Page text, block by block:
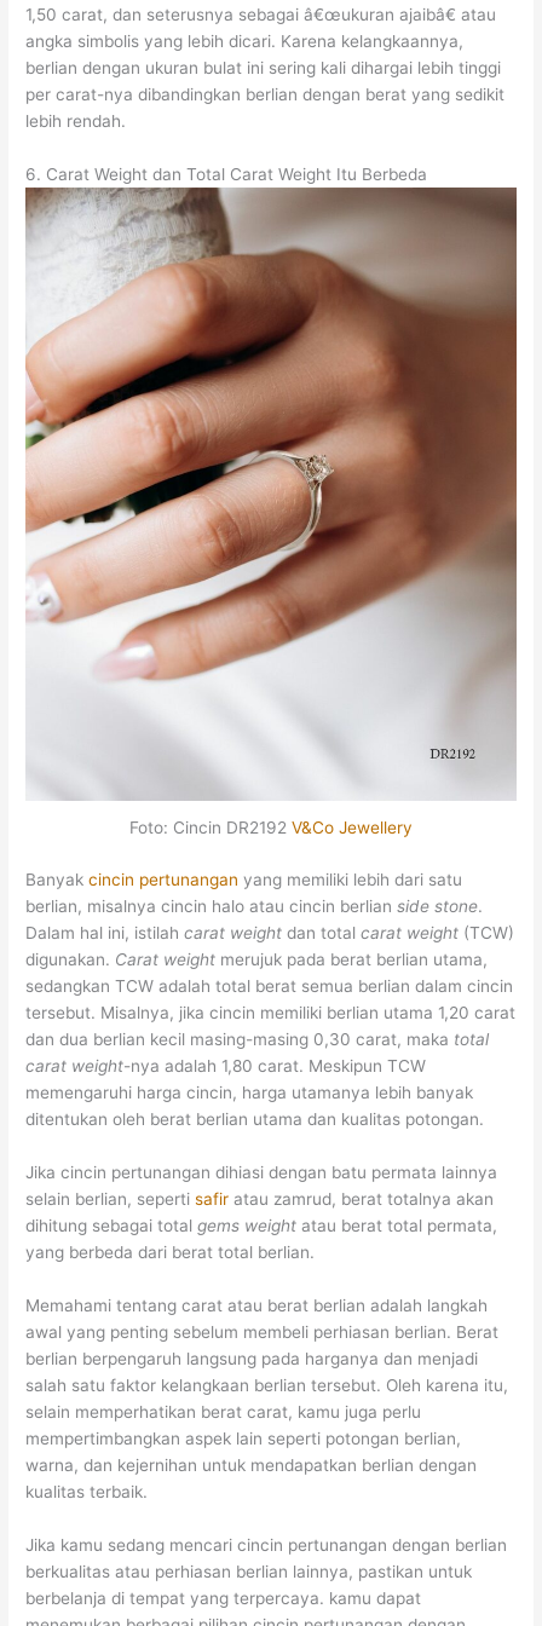
1,50 carat, dan seterusnya sebagai â€œukuran ajaibâ€ atau
angka simbolis yang lebih dicari. Karena kelangkaannya,
berlian dengan ukuran bulat ini sering kali dihargai lebih tinggi
per carat-nya dibandingkan berlian dengan berat yang sedikit
lebih rendah.
6. Carat Weight dan Total Carat Weight Itu Berbeda
Foto: Cincin DR2192 V&Co Jewellery
Banyak cincin pertunanganyang memiliki lebih dari satu
berlian, misalnya cincin halo atau cincin berlian side stone.
Dalam hal ini, istilahcarat weight dan totalcarat weight (TCW)
digunakan. Carat weight merujuk pada berat berlian utama,
sedangkan TCW adalah total berat semua berlian dalam cincin
tersebut. Misalnya, jika cincin memiliki berlian utama 1,20 carat
dan dua berlian kecil masing-masing 0,30 carat, maka total
carat weight-nya adalah 1,80 carat. Meskipun TCW
memengaruhi harga cincin, harga utamanya lebih banyak
ditentukan oleh berat berlian utama dan kualitas potongan.
Jika cincin pertunangan dihiasi dengan batu permata lainnya
selain berlian, sepertisafiratau zamrud, berat totalnya akan
dihitung sebagai totalgems weightatau berat total permata,
yang berbeda dari berat total berlian.
Memahami tentang carat atau berat berlian adalah langkah
awal yang penting sebelum membeli perhiasan berlian. Berat
berlian berpengaruh langsung pada harganya dan menjadi
salah satu faktor kelangkaan berlian tersebut. Oleh karena itu,
selain memperhatikan berat carat, kamu juga perlu
mempertimbangkan aspek lain seperti potongan berlian,
warna, dan kejernihan untuk mendapatkan berlian dengan
kualitas terbaik.
Jika kamu sedang mencari cincin pertunangan dengan berlian
berkualitas atau perhiasan berlian lainnya, pastikan untuk
berbelanja di tempat yang terpercaya. kamu dapat